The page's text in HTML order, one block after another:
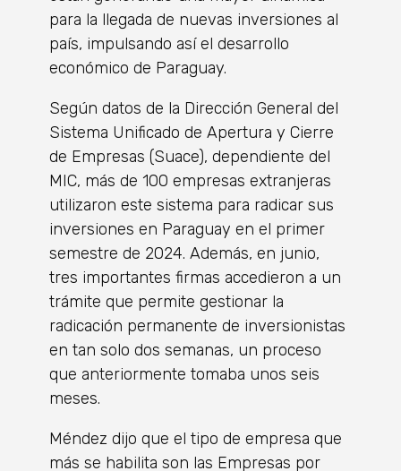
para la llegada de nuevas inversiones al
país, impulsando así el desarrollo
económico de Paraguay.
Según datos de la Dirección General del
Sistema Unificado de Apertura y Cierre
de Empresas (Suace), dependiente del
MIC, más de 100 empresas extranjeras
utilizaron este sistema para radicar sus
inversiones en Paraguay en el primer
semestre de 2024. Además, en junio,
tres importantes firmas accedieron a un
trámite que permite gestionar la
radicación permanente de inversionistas
en tan solo dos semanas, un proceso
que anteriormente tomaba unos seis
meses.
Méndez dijo que el tipo de empresa que
más se habilita son las Empresas por